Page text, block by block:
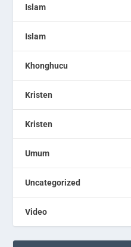
Islam
Islam
Khonghucu
Kristen
Kristen
Umum
Uncategorized
Video